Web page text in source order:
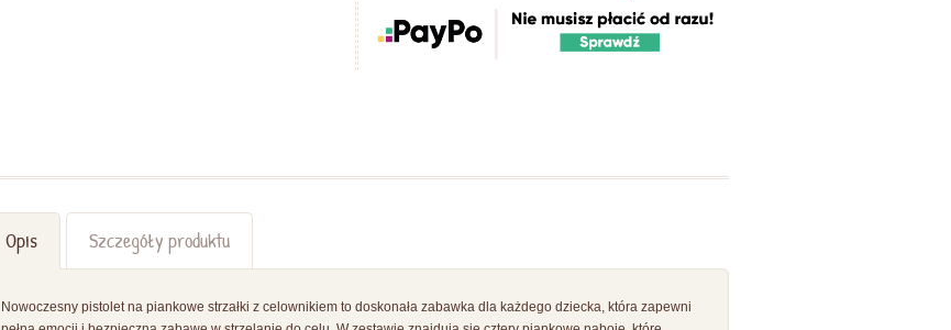
Opis Szczegóły produktu
Nowoczesny pistolet na piankowe strzałki z celownikiem to doskonała zabawka dla każdego dziecka, która zapewni